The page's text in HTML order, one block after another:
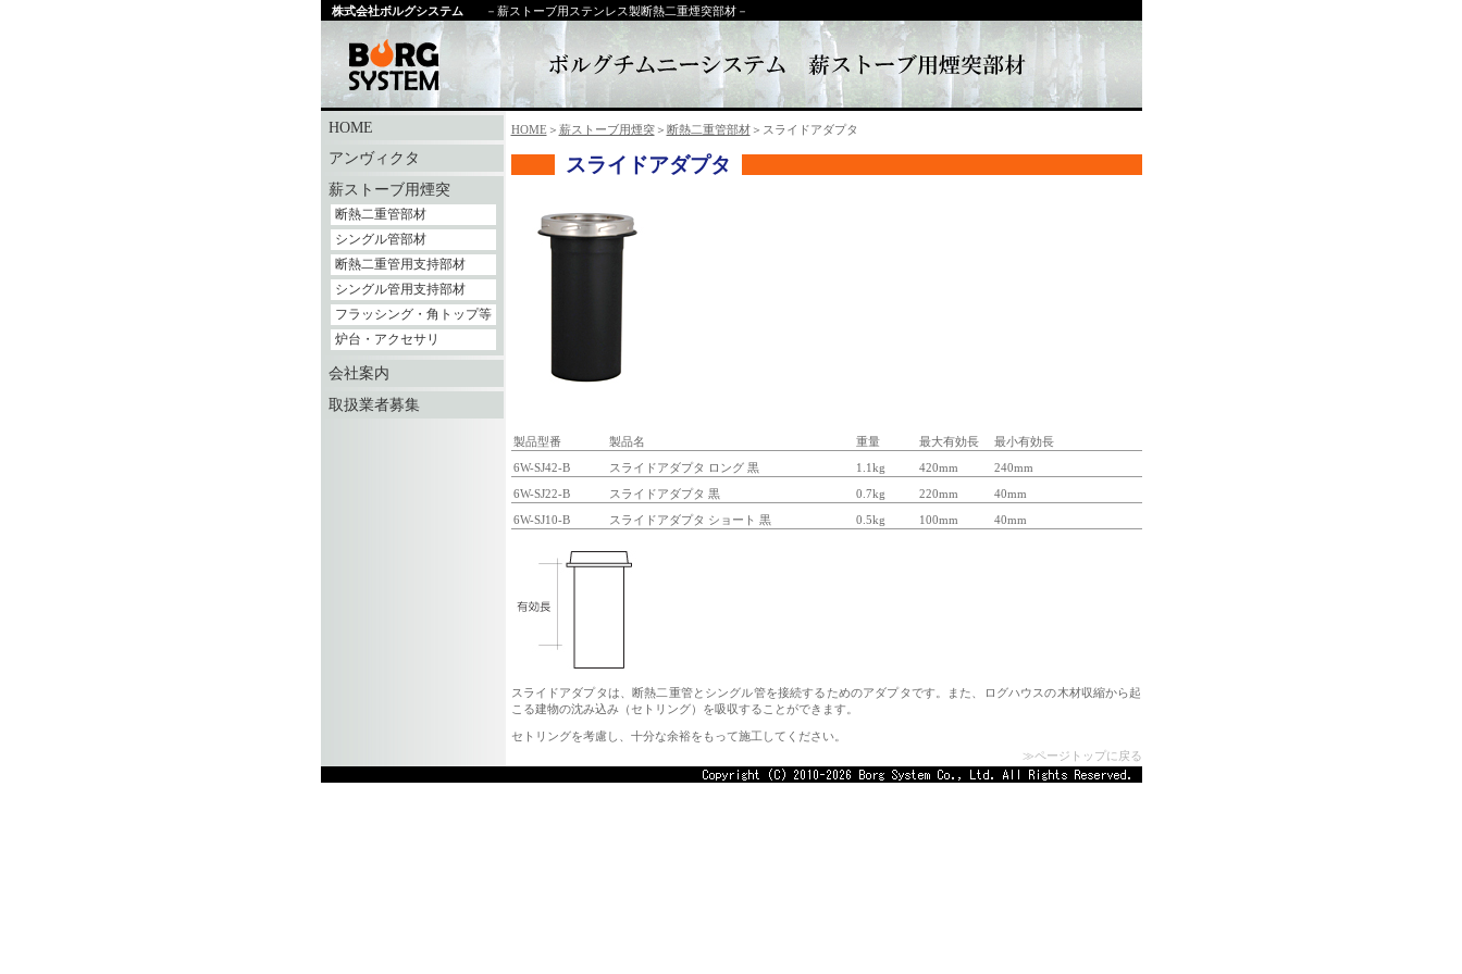
株式会社ボルグシステム －薪ストーブ用ステンレス製断熱二重煙突部材－
HOME
アンヴィクタ
薪ストーブ用煙突
断熱二重管部材
シングル管部材
断熱二重管用支持部材
シングル管用支持部材
フラッシング・角トップ等
炉台・アクセサリ
会社案内
取扱業者募集
HOME ＞ 薪ストーブ用煙突＞ 断熱二重管部材＞スライドアダプタ
スライドアダプタ
製品型番 製品名 重量 最大有効長
最小有効長
6W-SJ42-B
スライドアダプタ ロング 黒 1.1kg 420mm
240mm
6W-SJ22-B
スライドアダプタ 黒 0.7kg 220mm
40mm
6W-SJ10-B
スライドアダプタ ショート 黒 0.5kg 100mm 40mm
スライドアダプタは、断熱二重管とシングル管を接続するためのアダプタです。また、ログハウスの木材収縮から起
こる建物の沈み込み（セトリング）を吸収することができます。
セトリングを考慮し、十分な余裕をもって施工してください。
≫ページトップに戻る